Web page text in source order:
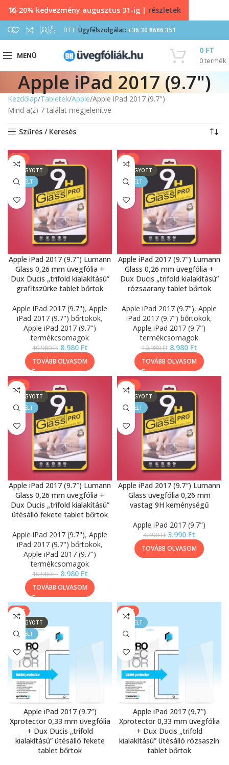
0 0 FT Ügyfélszolgálat: +36 30 8686 351
MENÜ
0termék
0 FT
Apple iPad 2017 (9.7")
Kezdőlap Tabletek Apple Apple iPad 2017 (9.7")
Mind a(z) 7 találat megjelenítve
Szűrés / Keresés
SALE
ELFOGYOTT
KIEMELT
Apple iPad 2017 (9.7″) Lumann
Glass 0,26 mm üvegfólia +
Dux Ducis „trifold kialakítású”
grafitszürke tablet bőrtok
Apple iPad 2017 (9.7"), Apple
iPad 2017 (9.7") bőrtokok,
Apple iPad 2017 (9.7")
termékcsomagok
10.980Ft 8.980 Ft
TOVÁBB OLVASOM
SALE
ELFOGYOTT
KIEMELT
Apple iPad 2017 (9.7″) Lumann
Glass 0,26 mm üvegfólia +
Dux Ducis „trifold kialakítású”
rózsaarany tablet bőrtok
Apple iPad 2017 (9.7"), Apple
iPad 2017 (9.7") bőrtokok,
Apple iPad 2017 (9.7")
termékcsomagok
10.980Ft 8.980 Ft
TOVÁBB OLVASOM
SALE
ELFOGYOTT
KIEMELT
Apple iPad 2017 (9.7″) Lumann
Glass 0,26 mm üvegfólia +
Dux Ducis „trifold kialakítású”
ütésálló fekete tablet bőrtok
Apple iPad 2017 (9.7"), Apple
iPad 2017 (9.7") bőrtokok,
Apple iPad 2017 (9.7")
termékcsomagok
10.980Ft 8.980 Ft
TOVÁBB OLVASOM
-11%
ELFOGYOTT
KIEMELT
Apple iPad 2017 (9.7″) Lumann
Glass üvegfólia 0,26 mm
vastag 9H keménységű
Apple iPad 2017 (9.7")
4.490Ft 3.990 Ft
TOVÁBB OLVASOM
SALE
ELFOGYOTT
KIEMELT
Apple iPad 2017 (9.7″)
Xprotector 0,33 mm üvegfólia
+ Dux Ducis „trifold
kialakítású” ütésálló fekete
tablet bőrtok
SALE
KIEMELT
Apple iPad 2017 (9.7″)
Xprotector 0,33 mm üvegfólia
+ Dux Ducis „trifold
kialakítású” ütésálló rózsaszín
tablet bőrtok
10-20% kedvezmény augusztus 31-ig | részletek